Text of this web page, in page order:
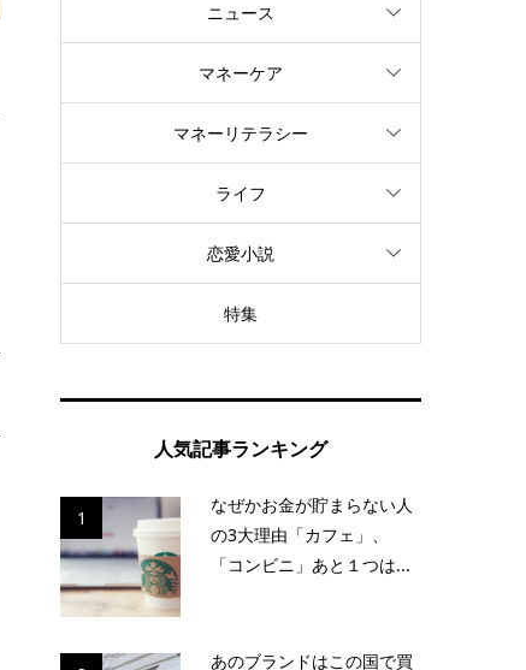
ニュース
マネーケア
マネーリテラシー
ライフ
恋愛小説
特集
人気記事ランキング
1
なぜかお金が貯まらない人
の3大理由「カフェ」、
「コンビニ」あと１つは...
あのブランドはこの国で買